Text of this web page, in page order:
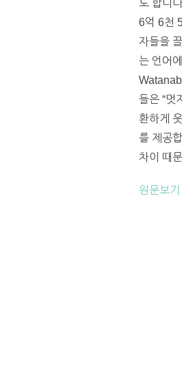
도 합니
6억 6천
자들을
는 언어
들은 “멋
환하게
를 제공
차이 때
원문보기